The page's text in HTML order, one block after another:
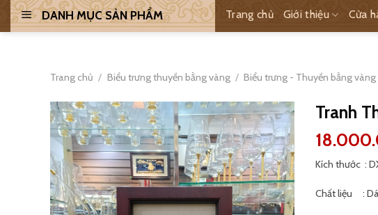
DANH MỤC SẢN PHẨM Trang chủ Giới thiệu Cửa
Trang chủ / Biểu trưng thuyền bằng vàng / Biểu trưng - Thuyền bằng vàng
Tranh
Kích thước :
Chất liệu :